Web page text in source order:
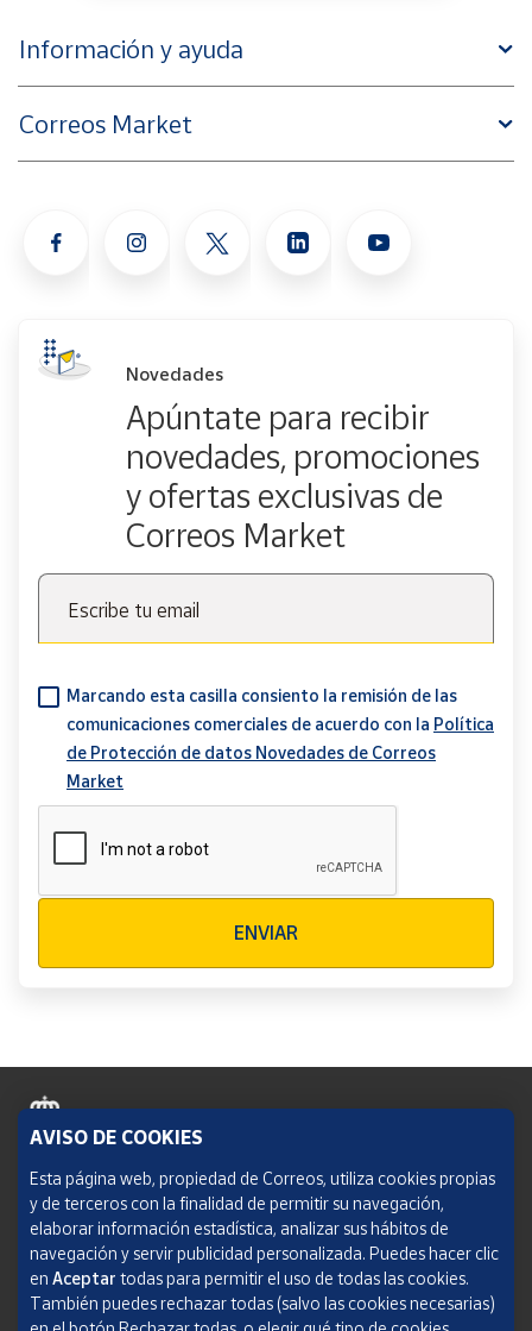
Información y ayuda
Correos Market
Novedades
Apúntate para recibir
novedades, promociones
y ofertas exclusivas de
Correos Market
Escribe tu email
Marcando esta casilla consiento la remisión de las
comunicaciones comerciales de acuerdo con la Política
de Protección de datos Novedades de Correos
Market
ENVIAR
Política de cookies
Aviso legal
Condiciones del servicio
Política de Privacidad Web
AVISO DE COOKIES
Esta página web, propiedad de Correos, utiliza cookies propias
y de terceros con la finalidad de permitir su navegación,
elaborar información estadística, analizar sus hábitos de
navegación y servir publicidad personalizada. Puedes hacer clic
en Aceptar todas para permitir el uso de todas las cookies.
También puedes rechazar todas (salvo las cookies necesarias)